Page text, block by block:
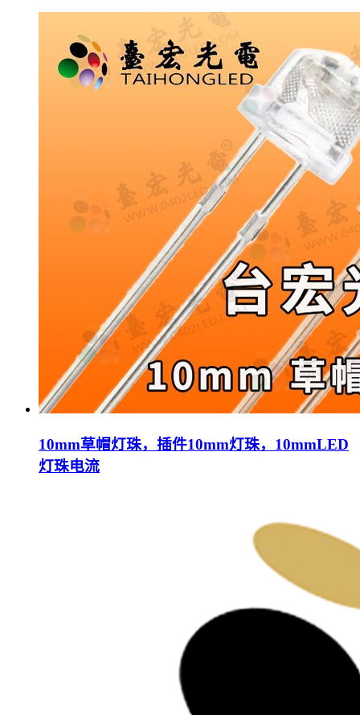
10mm草帽灯珠，插件10mm灯珠，10mmLED
灯珠电流